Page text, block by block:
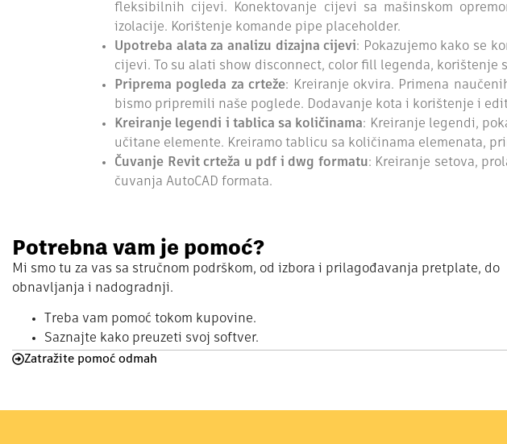
fleksibilnih cijevi. Konektovanje cijevi sa mašinskom
izolacije. Korištenje komande pipe placeholder.
Upotreba alata za analizu dizajna cijevi: Pokazujemo kako se
cijevi. To su alati show disconnect, color fill legenda, korištenje
Priprema pogleda za crteže: Kreiranje okvira. Primena
bismo pripremili naše poglede. Dodavanje kota i korištenje i
Kreiranje legendi i tablica sa količinama: Kreiranje legendi,
učitane elemente. Kreiramo tablicu sa količinama elemenata,
Čuvanje Revit crteža u pdf i dwg formatu: Kreiranje setova,
čuvanja AutoCAD formata.
Potrebna vam je pomoć?
Mi smo tu za vas sa stručnom podrškom, od izbora i prilagođavanja pretplate, do
obnavljanja i nadogradnji.
Treba vam pomoć tokom kupovine.
Saznajte kako preuzeti svoj softver.
Zatražite pomoć odmah